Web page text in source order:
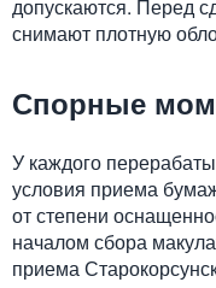
допускаются. Перед
снимают плотную
Спорные
У каждого
условия приема
от степени
началом сбора
приема